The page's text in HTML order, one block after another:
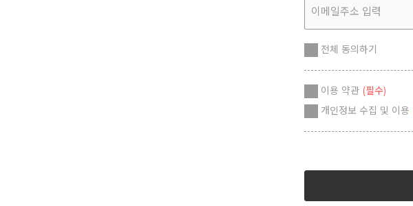
전체 동의하기
이용 약관 (필수)
개인정보 수집 및 이용